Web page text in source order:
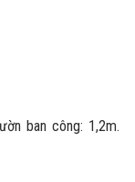
ban công: 1,2m.